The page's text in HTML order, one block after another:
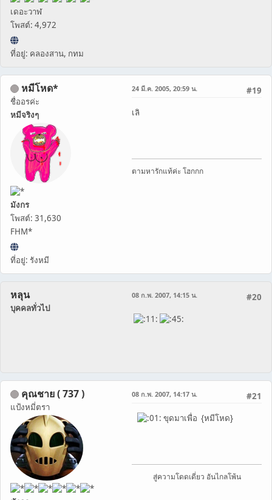
เดอะวาฬ
โพสต์: 4,972
ที่อยู่: คลองสาน, กทม
หมีโหด*
ชื่ออรค่ะ
หมีจริงๆ
มังกร
โพสต์: 31,630
FHM*
ที่อยู่: รังหมี
#19
24 มี.ค. 2005, 20:59 น.
เลิ
ตามหารักแท้ค่ะ โฮกกก
หลุน
บุคคลทั่วไป
#20
08 ก.พ. 2007, 14:15 น.
คุณชาย ( 737 )
แป้งหมี่ตรา
#21
08 ก.พ. 2007, 14:17 น.
ขุดมาเพื่อ {หมีโหด}
สู่ความโดดเดี่ยว อันไกลโพ้น